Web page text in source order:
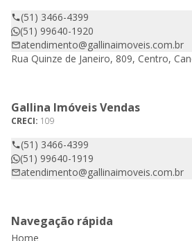
(51) 3466-4399
(51) 99640-1920
atendimento@gallinaimoveis.com.br
Rua Quinze de Janeiro, 809, Centro,
Gallina Imóveis Vendas
CRECI: 109
(51) 3466-4399
(51) 99640-1919
atendimento@gallinaimoveis.com.br
Navegação rápida
Home